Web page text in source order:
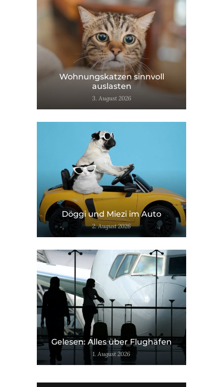
Wohnungskatzen sinnvoll
auslasten
3. August 2026
Döggi und Miezi im Auto
2. August 2026
Gelesen: Alles über Flughäfen
1. August 2026